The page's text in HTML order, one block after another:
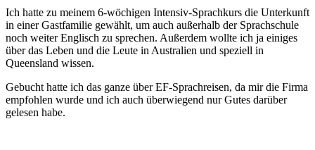
Ich hatte zu meinem 6-wöchigen Intensiv-Sprachkurs die Unterkunft
in einer Gastfamilie gewählt, um auch außerhalb der Sprachschule
noch weiter Englisch zu sprechen. Außerdem wollte ich ja einiges
über das Leben und die Leute in Australien und speziell in
Queensland wissen.
Gebucht hatte ich das ganze über EF-Sprachreisen, da mir die Firma
empfohlen wurde und ich auch überwiegend nur Gutes darüber
gelesen habe.